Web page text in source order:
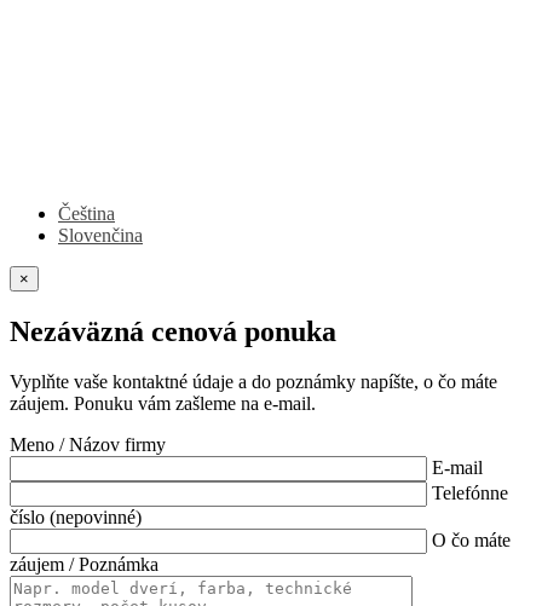
Čeština
Slovenčina
×
Nezáväzná cenová ponuka
Vyplňte vaše kontaktné údaje a do poznámky napíšte, o čo máte
záujem. Ponuku vám zašleme na e-mail.
Meno / Názov firmy
E-mail
Telefónne
číslo (nepovinné)
O čo máte
záujem / Poznámka